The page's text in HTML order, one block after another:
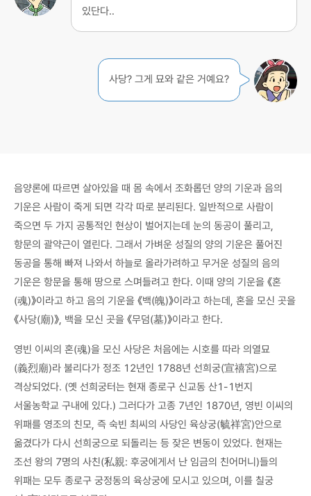
있단다..
사당? 그게 묘와 같은 거예요?
음양론에 따르면 살아있을 때 몸 속에서 조화롭던 양의 기운과 음의
기운은 사람이 죽게 되면 각각 따로 분리된다. 일반적으로 사람이
죽으면 두 가지 공통적인 현상이 벌어지는데 눈의 동공이 풀리고,
항문의 괄약근이 열린다. 그래서 가벼운 성질의 양의 기운은 풀어진
동공을 통해 빠져 나와서 하늘로 올라가려하고 무거운 성질의 음의
기운은 항문을 통해 땅으로 스며들려고 한다. 이때 양의 기운을 《혼
(魂)》이라고 하고 음의 기운을 《백(魄)》이라고 하는데, 혼을 모신 곳을
《사당(廟)》, 백을 모신 곳을 《무덤(墓)》이라고 한다.
영빈 이씨의 혼(魂)을 모신 사당은 처음에는 시호를 따라 의열묘
(義烈廟)라 불리다가 정조 12년인 1788년 선희궁(宣禧宮)으로
격상되었다. (옛 선희궁터는 현재 종로구 신교동 산1-1번지
서울농학교 구내에 있다.) 그러다가 고종 7년인 1870년, 영빈 이씨의
위패를 영조의 친모, 즉 숙빈 최씨의 사당인 육상궁(毓祥宮)안으로
옮겼다가 다시 선희궁으로 되돌리는 등 잦은 변동이 있었다. 현재는
조선 왕의 7명의 사친(私親: 후궁에게서 난 임금의 친어머니)들의
위패는 모두 종로구 궁정동의 육상궁에 모시고 있으며, 이를 칠궁